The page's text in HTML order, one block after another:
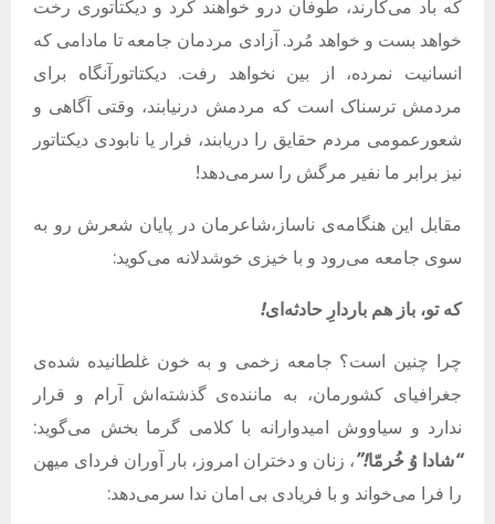
که باد می‌کارند، طوفان درو خواهند کرد و دیکتاتوری رخت
خواهد بست و خواهد مُرد. آزادی مردمان جامعه تا مادامی که
انسانیت نمرده، از بین نخواهد رفت. دیکتاتورآنگاه برای
مردمش ترسناک است که مردمش درنیابند، وقتی آگاهی و
شعورعمومی مردم حقایق را دریابند، فرار یا نابودی دیکتاتور
نیز برابر ما نفیر مرگش را سرمی‌دهد!
مقابل این هنگامه‌ی ناساز،شاعرمان در پایان شعرش رو به
سوی جامعه می‌رود و با خیزی خوشدلانه می‌کوید:
که تو، باز هم باردارِ حادثه‌ای!
چرا چنین است؟ جامعه زخمی و به خون غلطانیده شده‌ی
جغرافیای کشورمان، به ماننده‌ی گذشته‌اش آرام و قرار
ندارد و سیاووش امیدوارانه با کلامی گرما بخش می‌گوید:
“شادا وُ خُرمّا!”، زنان و دختران امروز، بار آوران فردای میهن
را فرا می‌خواند و با فریادی بی امان ندا سرمی‌دهد: